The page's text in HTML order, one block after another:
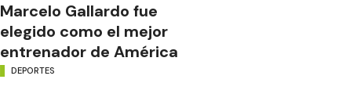
Marcelo Gallardo fue
elegido como el mejor
entrenador de América
DEPORTES